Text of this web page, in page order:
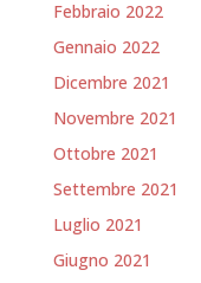
Febbraio 2022
Gennaio 2022
Dicembre 2021
Novembre 2021
Ottobre 2021
Settembre 2021
Luglio 2021
Giugno 2021